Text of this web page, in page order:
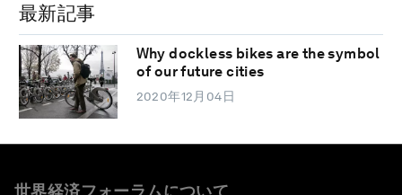
最新記事
Why dockless bikes are the symbol
of our future cities
2020年12月04日
世界経済フォーラムについて